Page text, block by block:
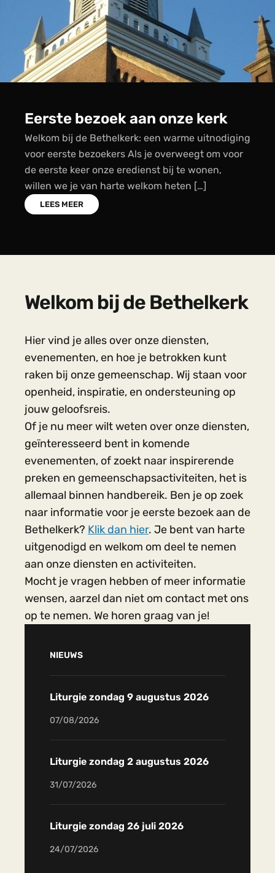
Bethelkerk App
Ontdek onze Bethelkerk-app! We zijn verheugd
om onze gemeenteleden en vrienden uit te
nodigen om de officiële app van onze Bethelkerk
te ontdekken! In deze moderne tijd is het
belangrijker […]
Welkom bij de Bethelkerk
Hier vind je alles over onze diensten,
evenementen, en hoe je betrokken kunt
raken bij onze gemeenschap. Wij staan voor
openheid, inspiratie, en ondersteuning op
jouw geloofsreis.
Of je nu meer wilt weten over onze diensten,
geïnteresseerd bent in komende
evenementen, of zoekt naar inspirerende
preken en gemeenschapsactiviteiten, het is
allemaal binnen handbereik. Ben je op zoek
naar informatie voor je eerste bezoek aan de
Bethelkerk? Klik dan hier. Je bent van harte
uitgenodigd en welkom om deel te nemen
aan onze diensten en activiteiten.
Mocht je vragen hebben of meer informatie
wensen, aarzel dan niet om contact met ons
op te nemen. We horen graag van je!
NIEUWS
Liturgie zondag 9 augustus 2026
07/08/2026
Liturgie zondag 2 augustus 2026
31/07/2026
Liturgie zondag 26 juli 2026
24/07/2026